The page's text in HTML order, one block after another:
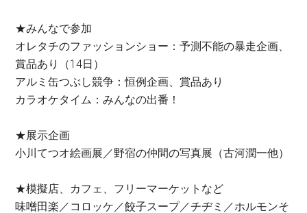
★みんなで参加
オレタチのファッションショー：予測不能の暴走企画、
賞品あり（14日）
アルミ缶つぶし競争：恒例企画、賞品あり
カラオケタイム：みんなの出番！
★展示企画
小川てつオ絵画展／野宿の仲間の写真展（古河潤一他）
★模擬店、カフェ、フリーマーケットなど
味噌田楽／コロッケ／餃子スープ／チヂミ／ホルモンそ